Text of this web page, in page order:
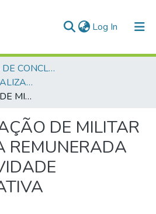
Log In (current)
TRABALHOS DE CONCLUSÃO DE CURSO - CEGESP (CURSO DE ESPECIALIZAÇÃO EM GERENCIAMENTO EM SEGURANÇA PÚBLICA)
CURSO DE ESPECIALIZAÇÃO EM GERENCIAMENTO EM SEGURANÇA PÚBLICA - CEGESP - 2010
A CONTRATAÇÃO DE MILITAR DA RESERVA REMUNERADA PARA A ATIVIDADE ADMINISTRATIVA
DE MILITAR
REMUNERADA